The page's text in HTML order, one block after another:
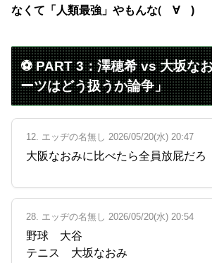
なくて「人類最強」やもんな(゚∀゚)
⚽ PART 3：澤穂希 vs 大坂な
ーツはどう扱うか論争」
12. エッヂの名無し 2026/05/20(水) 20:47
大阪なおみに比べたら全員放屁だろ
28. エッヂの名無し 2026/05/20(水) 20:54
野球 大谷
テニス 大坂なおみ